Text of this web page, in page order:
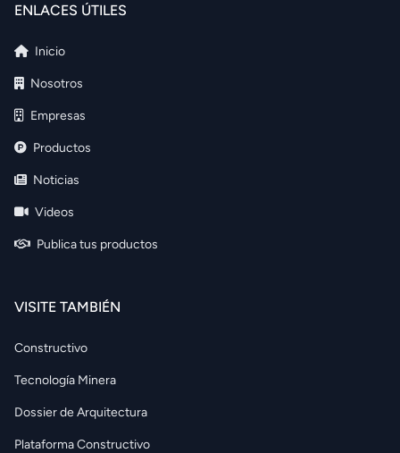
ENLACES ÚTILES
Inicio
Nosotros
Empresas
Productos
Noticias
Videos
Publica tus productos
VISITE TAMBIÉN
Constructivo
Tecnología Minera
Dossier de Arquitectura
Plataforma Constructivo